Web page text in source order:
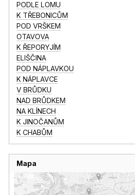
PODLE LOMU
K TŘEBONICŮM
POD VRŠKEM
OTAVOVA
K ŘEPORYJÍM
ELIŠČINA
POD NÁPLAVKOU
K NÁPLAVCE
V BRŮDKU
NAD BRŮDKEM
NA KLÍNECH
K JINOČANŮM
K CHABŮM
Mapa